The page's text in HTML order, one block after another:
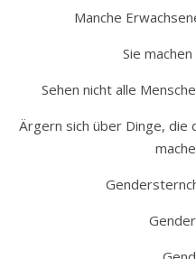
Manche
Sie
Sehen nicht alle
Ärgern sich über Dinge, die